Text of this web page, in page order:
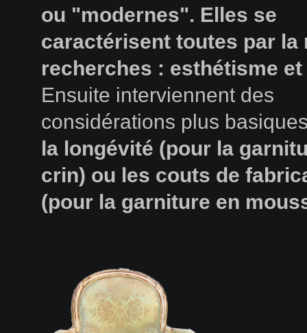
ou "modernes". Elles se
caractérisent toutes par la
recherches : esthétisme
Ensuite interviennent des
considérations plus
la longévité (pour la
crin) ou les couts de
(pour la garniture en